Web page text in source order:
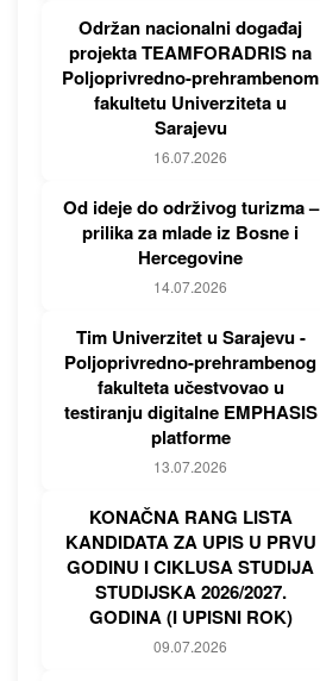
Održan nacionalni događaj
projekta TEAMFORADRIS na
Poljoprivredno-prehrambenom
fakultetu Univerziteta u
Sarajevu
16.07.2026
Od ideje do održivog turizma –
prilika za mlade iz Bosne i
Hercegovine
14.07.2026
Tim Univerzitet u Sarajevu -
Poljoprivredno-prehrambenog
fakulteta učestvovao u
testiranju digitalne EMPHASIS
platforme
13.07.2026
KONAČNA RANG LISTA
KANDIDATA ZA UPIS U PRVU
GODINU I CIKLUSA STUDIJA
STUDIJSKA 2026/2027.
GODINA (I UPISNI ROK)
09.07.2026